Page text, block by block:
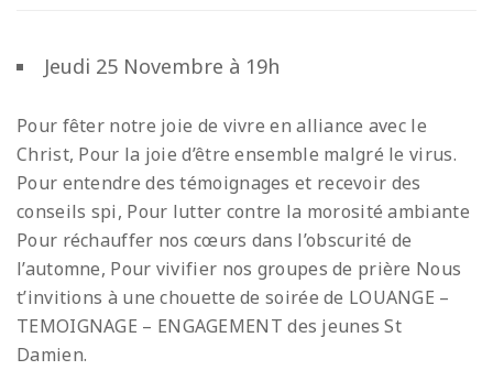
Jeudi 25 Novembre à 19h
Pour fêter notre joie de vivre en alliance avec le
Christ, Pour la joie d’être ensemble malgré le virus.
Pour entendre des témoignages et recevoir des
conseils spi, Pour lutter contre la morosité ambiante
Pour réchauffer nos cœurs dans l’obscurité de
l’automne, Pour vivifier nos groupes de prière Nous
t’invitions à une chouette de soirée de LOUANGE –
TEMOIGNAGE – ENGAGEMENT des jeunes St
Damien.